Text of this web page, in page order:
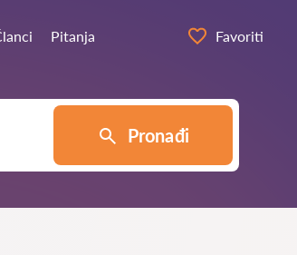
Pitanja Favoriti
Pronađi